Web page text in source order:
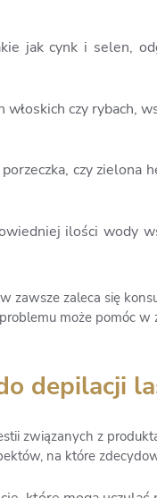
jak cynk i selen,
czy rybach,
czy zielona
ilości wody
zaleca się
może pomóc
depilacji
związanych z
na które